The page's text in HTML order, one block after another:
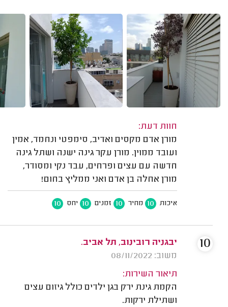
חוות דעת:
מורן אדם מקסים ואדיב, סימפטי ונחמד, אמין
ועובד ממוין. מורן עקר גינה ישנה ושתל גינה
חדשה עם עצים ופרחים, עבד נקי ומסודר,
מורן אחלה בן אדם ואני ממליץ בחום!
איכות 10 מחיר 10 זמנים 10 יחס 10
יבגניה רובינוב, תל אביב.
משוב: 08/11/2022
תיאור השירות:
הקמת גינת ירק בגן ילדים כולל גיזום עצים
ושתילת ירקות.
10